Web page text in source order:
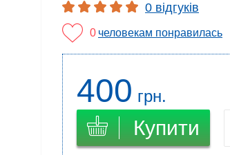
0 відгуків
0 человекам понравилась
400 грн.
Купити